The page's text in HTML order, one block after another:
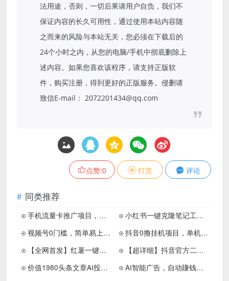
法用途，否则，一切后果请用户自负，我们不
保证内容的长久可用性，通过使用本站内容随
之而来的风险与本站无关，您必须在下载后的
24个小时之内，从您的电脑/手机中彻底删除上
述内容。如果您喜欢该程序，请支持正版软
件，购买注册，得到更好的正版服务。侵删请
致信E-mail： 2072201434@qq.com
评论
打赏
点赞:0
同类推荐
手机流量卡推广项目，一单100佣金，无脑月入过万（附带后台
小红书一键克隆笔记工具，任意笔记随意克隆爆款复制，全网首发，价值2k
视频号0门槛，简单易上手，喂饭级教程，日入300+
抖音0撸挂机项目，单机一天收益40-80+，网赚小白福音
【全网首发】红薯一键克隆AI终极版！自动定时任务+自动AI修改+自动加水印+监控作者自动跟发+无限多开。不判搬运，轻松上热门！
【超详细】抖音官方二维码配合脚本全自动引流
价值1980头条文章AI投喂训练模仿大v写作手法 训练，ai的手法投喂+永久记忆 以及大v写作手法的思路
AI智能广告，自动賺钱新模式，轻松日入500+，主业副业都可做，适合任何人群